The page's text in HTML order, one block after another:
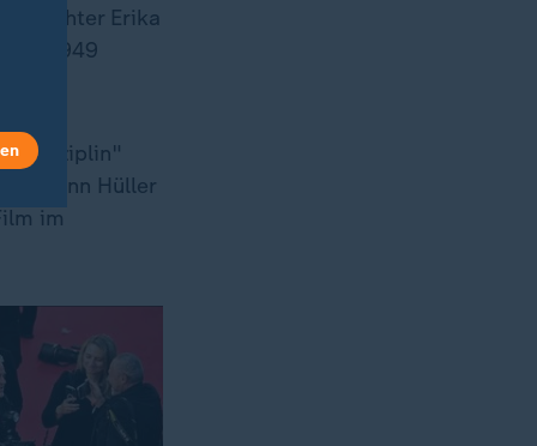
Tochter Erika
1949
Disziplin"
kann Hüller
im